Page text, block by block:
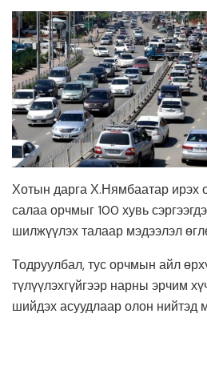
Хотын дарга Х.Нямбаатар ирэх
салаа орчмыг 100 хувь
шилжүүлэх талаар мэдээлэл
Тодруулбал, тус орчмын айл
түлүүлэхгүйгээр нарны эрчим
шийдэх асуудлаар олон нийтэд